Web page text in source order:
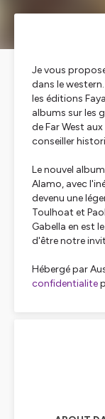
Je vous
dans le
les éditions
albums sur les
de Far West
conseiller
Le nouvel
Alamo, avec
devenu une
Toulhoat et
Gabella en est
d'être notre
Hébergé par
confidentialite